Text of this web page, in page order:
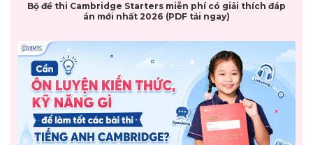
Bộ đề thi Cambridge Starters miễn phí có giải thích đáp
án mới nhất 2026 (PDF tải ngay)